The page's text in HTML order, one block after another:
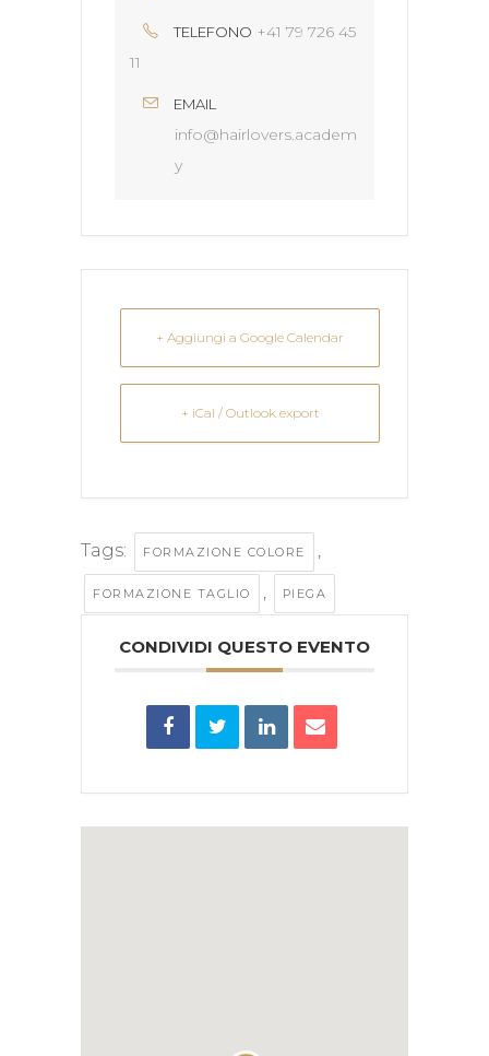
TELEFONO +41 79 726 45
11
EMAIL
info@hairlovers.academ
y
+ Aggiungi a Google Calendar
+ iCal / Outlook export
Tags: FORMAZIONE COLORE ,
FORMAZIONE TAGLIO , PIEGA
CONDIVIDI QUESTO EVENTO